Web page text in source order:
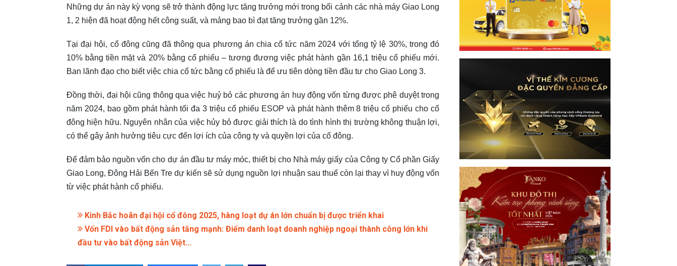
Những dự án này kỳ vọng sẽ trở thành động lực tăng trưởng mới trong bối cảnh các nhà máy Giao Long
1, 2 hiện đã hoạt động hết công suất, và mảng bao bì đạt tăng trưởng gần 12%.
Tại đại hội, cổ đông cũng đã thông qua phương án chia cổ tức năm 2024 với tổng tỷ lệ 30%, trong đó
10% bằng tiền mặt và 20% bằng cổ phiếu – tương đương việc phát hành gần 16,1 triệu cổ phiếu mới.
Ban lãnh đạo cho biết việc chia cổ tức bằng cổ phiếu là để ưu tiên dòng tiền đầu tư cho Giao Long 3.
Đồng thời, đại hội cũng thông qua việc huỷ bỏ các phương án huy động vốn từng được phê duyệt trong
năm 2024, bao gồm phát hành tối đa 3 triệu cổ phiếu ESOP và phát hành thêm 8 triệu cổ phiếu cho cổ
đông hiện hữu. Nguyên nhân của việc hủy bỏ được giải thích là do tình hình thị trường không thuận lợi,
có thể gây ảnh hưởng tiêu cực đến lợi ích của công ty và quyền lợi của cổ đông.
Để đảm bảo nguồn vốn cho dự án đầu tư máy móc, thiết bị cho Nhà máy giấy của Công ty Cổ phần Giấy
Giao Long, Đông Hải Bến Tre dự kiến sẽ sử dụng nguồn lợi nhuận sau thuế còn lại thay vì huy động vốn
từ việc phát hành cổ phiếu.
Kinh Bắc hoãn đại hội cổ đông 2025, hàng loạt dự án lớn chuẩn bị được triển khai
Vốn FDI vào bất động sản tăng mạnh: Điểm danh loạt doanh nghiệp ngoại thành công lớn khi
đầu tư vào bất động sản Việt...